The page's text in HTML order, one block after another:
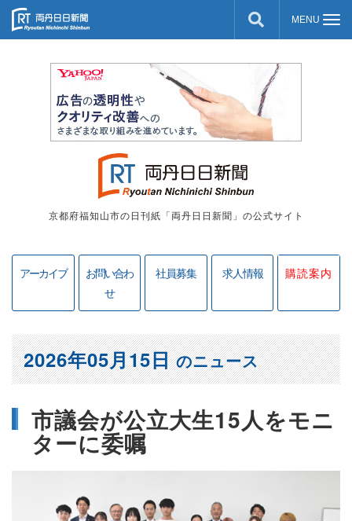
京都府福知山市の日刊紙「両丹日日新聞」の公式サイト
アーカイブ
お問い合わ
せ
社員募集 求人情報 購読案内
市議会が公立大生15人をモニ
ターに委嘱
2026年05月15日のニュース